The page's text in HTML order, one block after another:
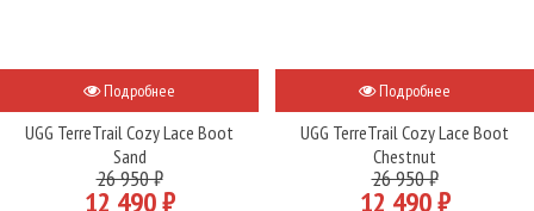
Подробнее
UGG TerreTrail Cozy Lace Boot
Sand
26 950 ₽
12 490 ₽
Подробнее
UGG TerreTrail Cozy Lace Boot
Chestnut
26 950 ₽
12 490 ₽